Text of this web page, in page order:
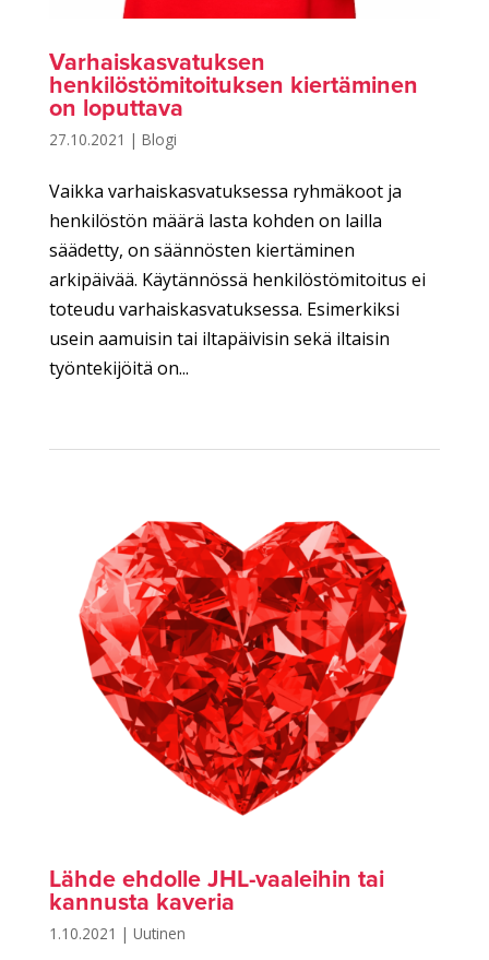
Varhaiskasvatuksen
henkilöstömitoituksen kiertäminen
on loputtava
27.10.2021 | Blogi
Vaikka varhaiskasvatuksessa ryhmäkoot ja
henkilöstön määrä lasta kohden on lailla
säädetty, on säännösten kiertäminen
arkipäivää. Käytännössä henkilöstömitoitus ei
toteudu varhaiskasvatuksessa. Esimerkiksi
usein aamuisin tai iltapäivisin sekä iltaisin
työntekijöitä on...
Lähde ehdolle JHL-vaaleihin tai
kannusta kaveria
1.10.2021 | Uutinen